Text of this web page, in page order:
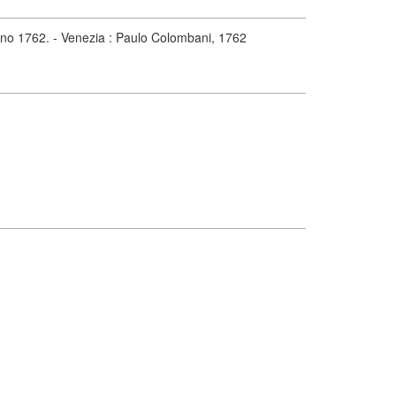
1762. - Venezia : Paulo Colombani, 1762